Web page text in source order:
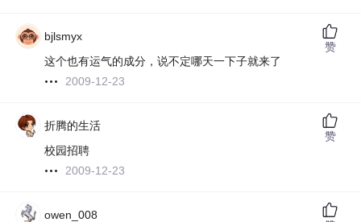
bjlsmyx
这个也有运气的成分，说不定哪天一下子就来了
2009-12-23
赞
折腾的生活
校园招聘
2009-12-23
赞
owen_008